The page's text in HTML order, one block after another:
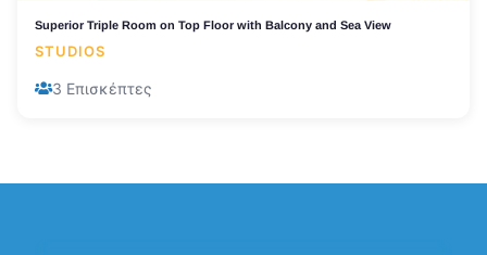
Superior Triple Room on Top Floor with Balcony and Sea View
STUDIOS
3 Επισκέπτες